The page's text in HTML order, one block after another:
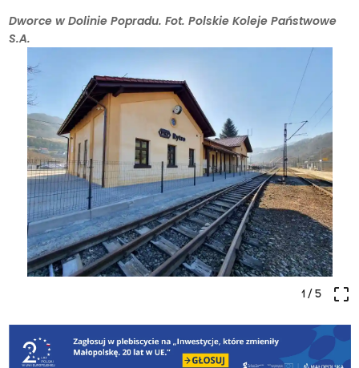
Dworce w Dolinie Popradu. Fot. Polskie Koleje Państwowe
S.A.
crop_free
1 / 5